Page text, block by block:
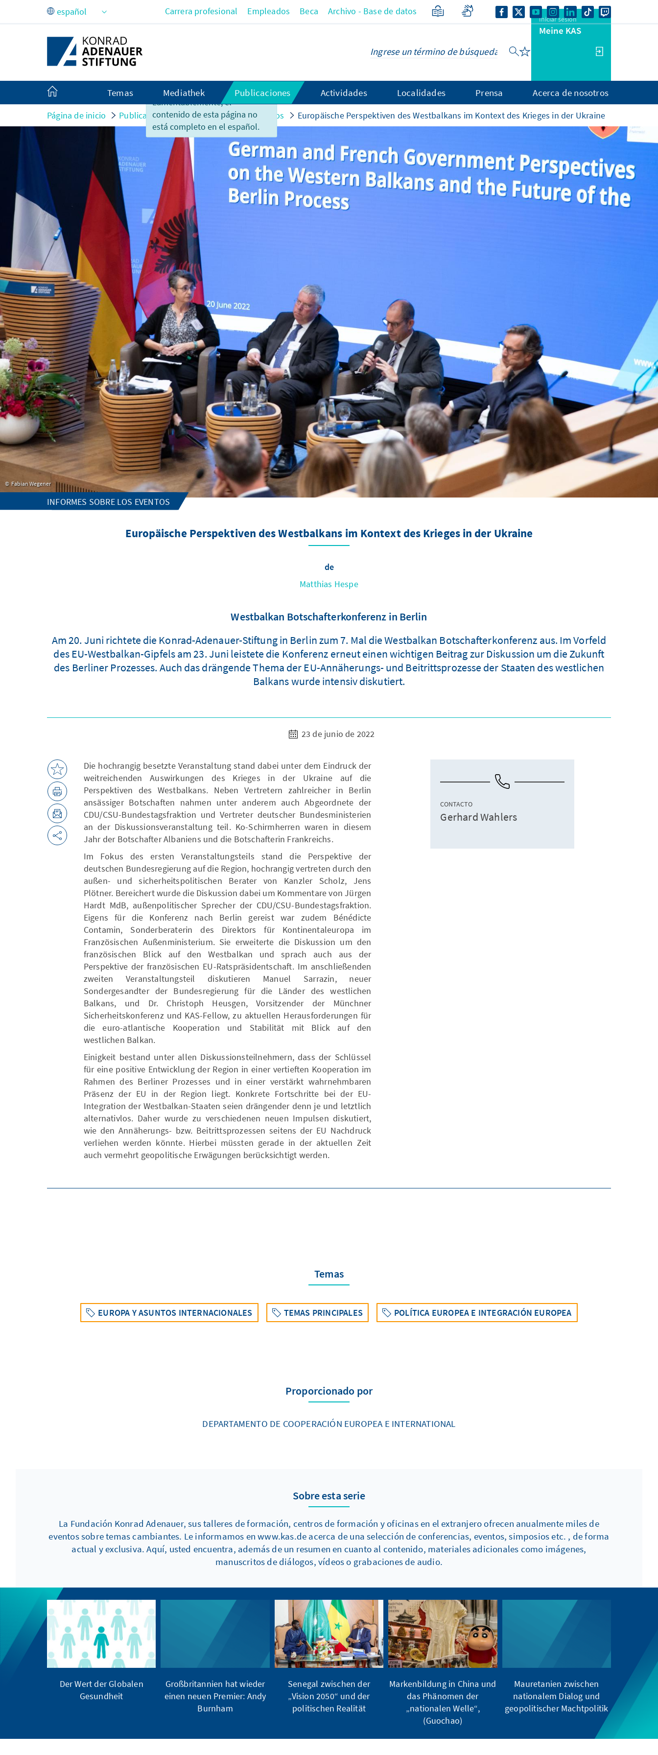
Saltar al contenido principal
Lamentablemente, el
contenido de esta página no
está completo en el español.
Carrera profesional Empleados Beca Archivo - Base de datos
Iniciar sesión
Meine KAS
Temas Mediathek Publicaciones Actividades Localidades Prensa Acerca de nosotros
Página de inicio Publicaciones Notas de acontecimientos Europäische Perspektiven des Westbalkans im Kontext des Krieges in der Ukraine
Fabian Wegener
INFORMES SOBRE LOS EVENTOS
Europäische Perspektiven des Westbalkans im Kontext des Krieges in der Ukraine
de
Matthias Hespe
Westbalkan Botschafterkonferenz in Berlin
Am 20. Juni richtete die Konrad-Adenauer-Stiftung in Berlin zum 7. Mal die Westbalkan Botschafterkonferenz aus. Im Vorfeld
des EU-Westbalkan-Gipfels am 23. Juni leistete die Konferenz erneut einen wichtigen Beitrag zur Diskussion um die Zukunft
des Berliner Prozesses. Auch das drängende Thema der EU-Annäherungs- und Beitrittsprozesse der Staaten des westlichen
Balkans wurde intensiv diskutiert.
23 de junio de 2022
Die hochrangig besetzte Veranstaltung stand dabei unter dem Eindruck der
weitreichenden Auswirkungen des Krieges in der Ukraine auf die
Perspektiven des Westbalkans. Neben Vertretern zahlreicher in Berlin
ansässiger Botschaften nahmen unter anderem auch Abgeordnete der
CDU/CSU-Bundestagsfraktion und Vertreter deutscher Bundesministerien
an der Diskussionsveranstaltung teil. Ko-Schirmherren waren in diesem
Jahr der Botschafter Albaniens und die Botschafterin Frankreichs.
Im Fokus des ersten Veranstaltungsteils stand die Perspektive der
deutschen Bundesregierung auf die Region, hochrangig vertreten durch den
außen- und sicherheitspolitischen Berater von Kanzler Scholz, Jens
Plötner. Bereichert wurde die Diskussion dabei um Kommentare von Jürgen
Hardt MdB, außenpolitischer Sprecher der CDU/CSU-Bundestagsfraktion.
Eigens für die Konferenz nach Berlin gereist war zudem Bénédicte
Contamin, Sonderberaterin des Direktors für Kontinentaleuropa im
Französischen Außenministerium. Sie erweiterte die Diskussion um den
französischen Blick auf den Westbalkan und sprach auch aus der
Perspektive der französischen EU-Ratspräsidentschaft. Im anschließenden
zweiten Veranstaltungsteil diskutieren Manuel Sarrazin, neuer
Sondergesandter der Bundesregierung für die Länder des westlichen
Balkans, und Dr. Christoph Heusgen, Vorsitzender der Münchner
Sicherheitskonferenz und KAS-Fellow, zu aktuellen Herausforderungen für
die euro-atlantische Kooperation und Stabilität mit Blick auf den
westlichen Balkan.
Einigkeit bestand unter allen Diskussionsteilnehmern, dass der Schlüssel
für eine positive Entwicklung der Region in einer vertieften Kooperation im
Rahmen des Berliner Prozesses und in einer verstärkt wahrnehmbaren
Präsenz der EU in der Region liegt. Konkrete Fortschritte bei der EU-
Integration der Westbalkan-Staaten seien drängender denn je und letztlich
alternativlos. Daher wurde zu verschiedenen neuen Impulsen diskutiert,
wie den Annäherungs- bzw. Beitrittsprozessen seitens der EU Nachdruck
verliehen werden könnte. Hierbei müssten gerade in der aktuellen Zeit
auch vermehrt geopolitische Erwägungen berücksichtigt werden.
CONTACTO
Gerhard Wahlers
Temas
EUROPA Y ASUNTOS INTERNACIONALES TEMAS PRINCIPALES POLÍTICA EUROPEA E INTEGRACIÓN EUROPEA
Proporcionado por
DEPARTAMENTO DE COOPERACIÓN EUROPEA E INTERNATIONAL
Sobre esta serie
La Fundación Konrad Adenauer, sus talleres de formación, centros de formación y oficinas en el extranjero ofrecen anualmente miles de
eventos sobre temas cambiantes. Le informamos en www.kas.de acerca de una selección de conferencias, eventos, simposios etc. , de forma
actual y exclusiva. Aquí, usted encuentra, además de un resumen en cuanto al contenido, materiales adicionales como imágenes,
manuscritos de diálogos, vídeos o grabaciones de audio.
Der Wert der Globalen
Gesundheit
Großbritannien hat wieder
einen neuen Premier: Andy
Burnham
Senegal zwischen der
„Vision 2050“ und der
politischen Realität
Markenbildung in China und
das Phänomen der
„nationalen Welle“,
(Guochao)
Mauretanien zwischen
nationalem Dialog und
geopolitischer Machtpolitik